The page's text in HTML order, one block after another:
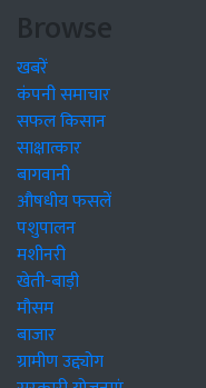
Browse
खबरें
कंपनी समाचार
सफल किसान
साक्षात्कार
बागवानी
औषधीय फसलें
पशुपालन
मशीनरी
खेती-बाड़ी
मौसम
बाजार
ग्रामीण उद्द्योग